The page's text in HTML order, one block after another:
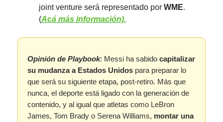
joint venture será representado por WME.
(Acá más información).
Opinión de Playbook: Messi ha sabido capitalizar
su mudanza a Estados Unidos para preparar lo
que será su siguiente etapa, post-retiro. Más que
nunca, el deporte está ligado con la generación de
contenido, y al igual que atletas como LeBron
James, Tom Brady o Serena Williams, montar una